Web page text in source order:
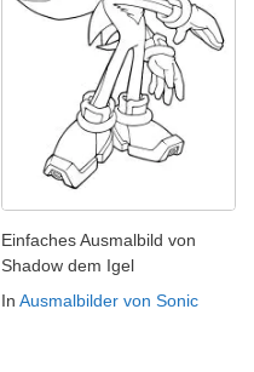
Einfaches Ausmalbild von
Shadow dem Igel
In Ausmalbilder von Sonic